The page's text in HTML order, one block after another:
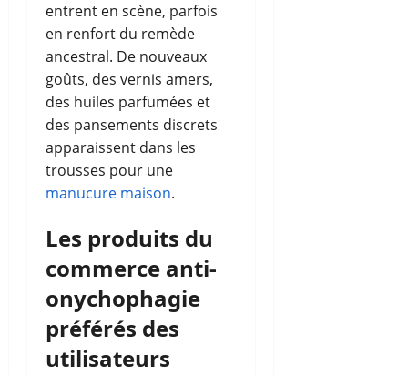
entrent en scène, parfois
en renfort du remède
ancestral. De nouveaux
goûts, des vernis amers,
des huiles parfumées et
des pansements discrets
apparaissent dans les
trousses pour une
manucure maison.
Les produits du
commerce anti-
onychophagie
préférés des
utilisateurs